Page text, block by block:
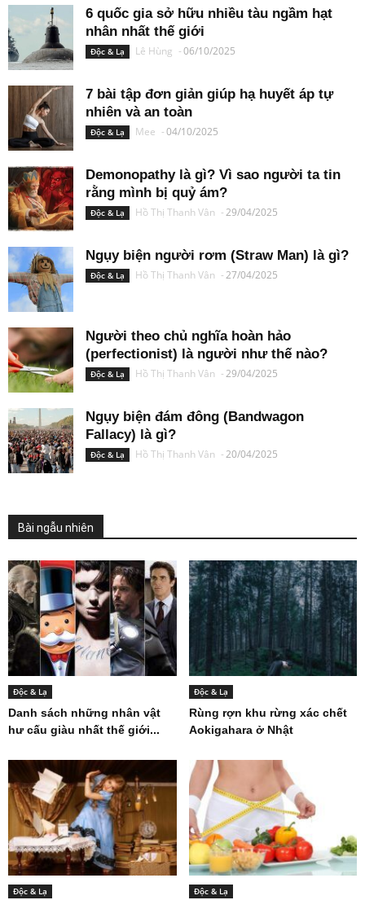
6 quốc gia sở hữu nhiều tàu ngầm hạt
nhân nhất thế giới
Độc & Lạ Lê Hùng -06/10/2025
7 bài tập đơn giản giúp hạ huyết áp tự
nhiên và an toàn
Độc & Lạ Mee -04/10/2025
Demonopathy là gì? Vì sao người ta tin
rằng mình bị quỷ ám?
Độc & Lạ Hồ Thị Thanh Vân -29/04/2025
Ngụy biện người rơm (Straw Man) là gì?
Độc & Lạ Hồ Thị Thanh Vân -27/04/2025
Người theo chủ nghĩa hoàn hảo
(perfectionist) là người như thế nào?
Độc & Lạ Hồ Thị Thanh Vân -29/04/2025
Ngụy biện đám đông (Bandwagon
Fallacy) là gì?
Độc & Lạ Hồ Thị Thanh Vân -20/04/2025
Bài ngẫu nhiên
Độc & Lạ
Danh sách những nhân vật
hư cấu giàu nhất thế giới...
Độc & Lạ
Rùng rợn khu rừng xác chết
Aokigahara ở Nhật
Độc & Lạ Độc & Lạ